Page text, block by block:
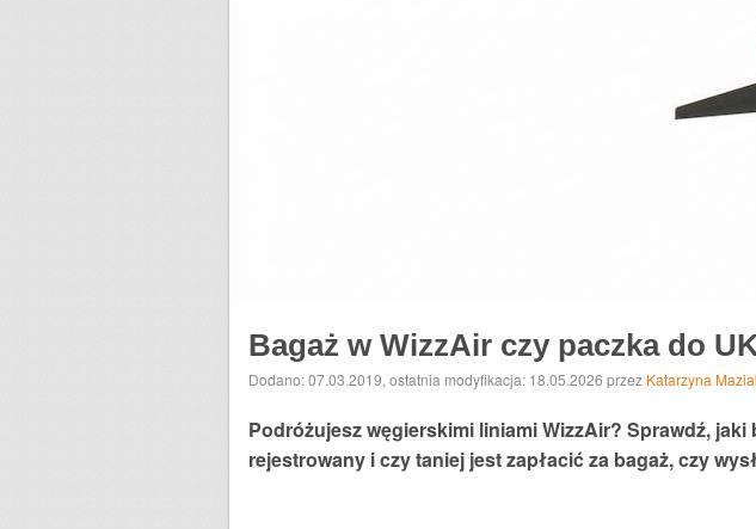
Bagaż w WizzAir czy paczka do
Dodano: 07.03.2019, ostatnia modyfikacja: 18.05.2026 przez Katarzyna
Podróżujesz węgierskimi liniami WizzAir? Sprawdź,
rejestrowany i czy taniej jest zapłacić za bagaż, czy